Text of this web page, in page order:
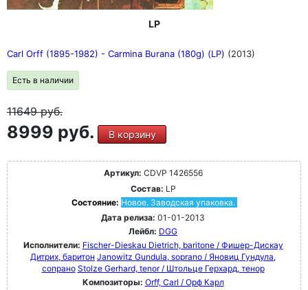
LP
Carl Orff (1895-1982) - Carmina Burana (180g) (LP) (2013)
Есть в наличии
11649руб.
8999 руб. В корзину
Артикул: CDVP 1426556
Состав: LP
Состояние: Новое. Заводская упаковка.
Дата релиза: 01-01-2013
Лейбл: DGG
Исполнители: Fischer-Dieskau Dietrich, baritone / Фишер-Дискау
Дитрих, баритон Janowitz Gundula, soprano / Яновиц Гундула,
сопрано Stolze Gerhard, tenor / Штольце Герхард, тенор
Композиторы: Orff, Carl / Орф Карл